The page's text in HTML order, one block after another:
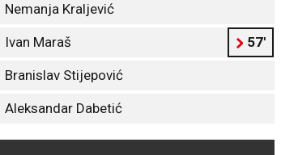
Nemanja Kraljević
Ivan Maraš 57'
Branislav Stijepović
Aleksandar Dabetić